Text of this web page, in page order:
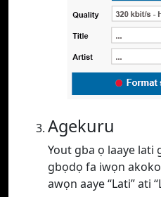
Agekuru
Yout gba ọ laaye lati
gbọdọ fa iwọn
awọn aaye “Lati” ati